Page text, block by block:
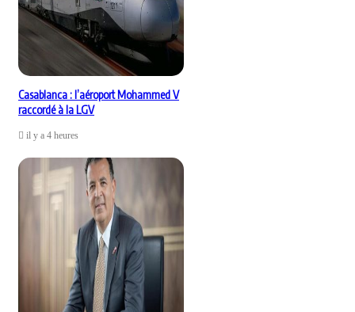
Casablanca : l’aéroport Mohammed V
raccordé à la LGV
il y a 4 heures